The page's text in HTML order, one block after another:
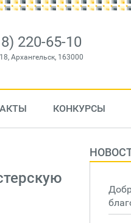
220-65-10
Архангельск, 163000
КОНКУРСЫ